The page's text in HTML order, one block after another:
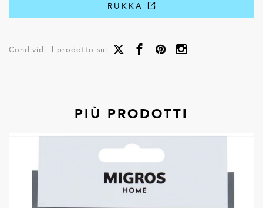
RUKKA
Condividi il prodotto su:
PIÙ PRODOTTI